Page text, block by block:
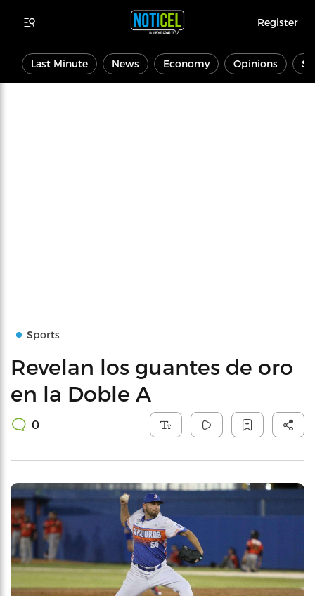
Register
Last Minute News Economy Opinions
Sports
Revelan los guantes de oro
en la Doble A
0